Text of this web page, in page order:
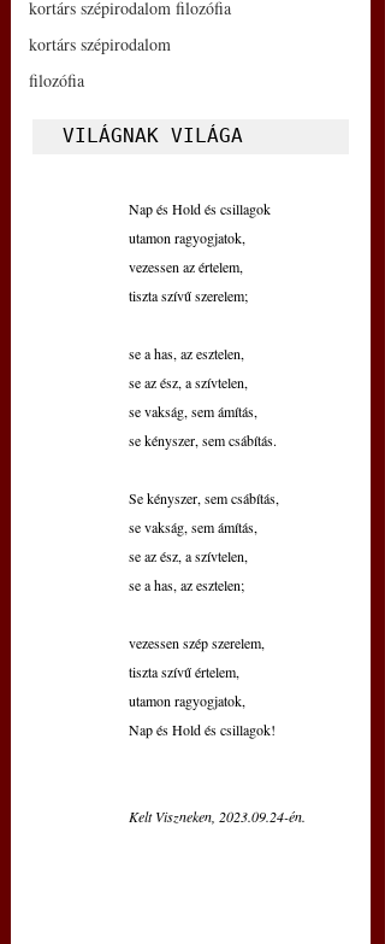
kortárs szépirodalom filozófia
kortárs szépirodalom
filozófia
VILÁGNAK VILÁGA
Nap és Hold és csillagok
utamon ragyogjatok,
vezessen az értelem,
tiszta szívű szerelem;
se a has, az esztelen,
se az ész, a szívtelen,
se vakság, sem ámítás,
se kényszer, sem csábítás.
Se kényszer, sem csábítás,
se vakság, sem ámítás,
se az ész, a szívtelen,
se a has, az esztelen;
vezessen szép szerelem,
tiszta szívű értelem,
utamon ragyogjatok,
Nap és Hold és csillagok!
Kelt Viszneken, 2023.09.24-én.